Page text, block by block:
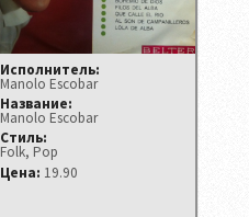
Исполнитель:
Manolo Escobar ‎
Название:
Manolo Escobar
Стиль:
Folk, Pop
Цена: 19.90